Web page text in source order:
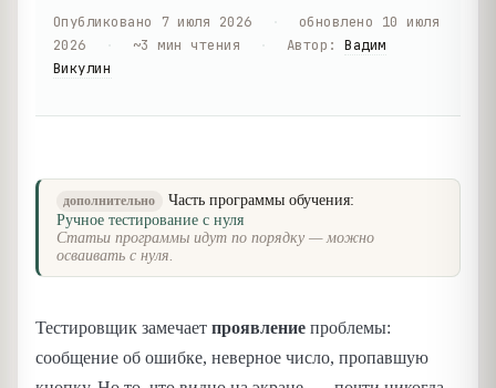
Опубликовано 7 июля 2026 обновлено 10 июля
2026
~3 мин чтения Автор :Вадим
Викулин
дополнительно
Часть программы обучения:
Ручное тестирование с нуля
Статьи программы идут по порядку — можно
осваивать с нуля.
Тестировщик замечает проявление проблемы:
сообщение об ошибке, неверное число, пропавшую